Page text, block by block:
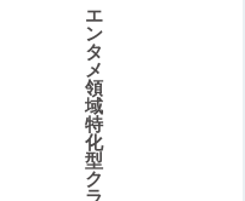
エ
ン
タ
メ
領
域
特
化
型
ク